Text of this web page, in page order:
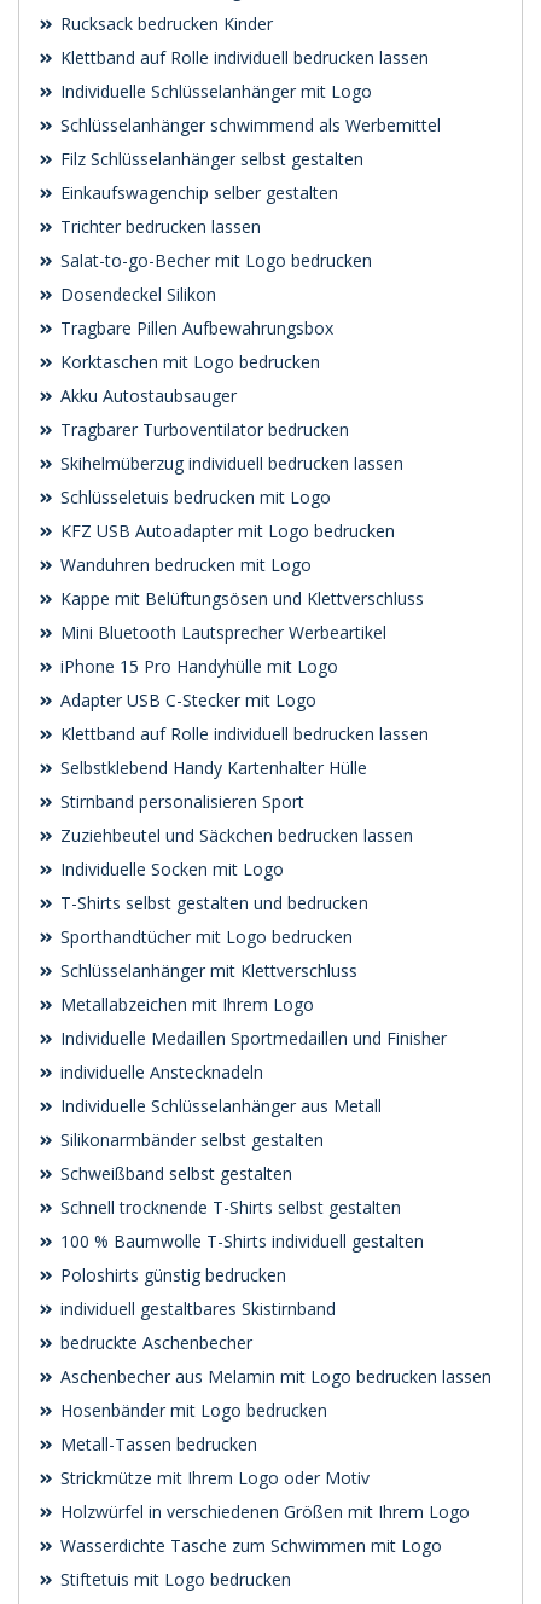
Rucksack bedrucken Kinder
Klettband auf Rolle individuell bedrucken lassen
Individuelle Schlüsselanhänger mit Logo
Schlüsselanhänger schwimmend als Werbemittel
Filz Schlüsselanhänger selbst gestalten
Einkaufswagenchip selber gestalten
Trichter bedrucken lassen
Salat-to-go-Becher mit Logo bedrucken
Dosendeckel Silikon
Tragbare Pillen Aufbewahrungsbox
Korktaschen mit Logo bedrucken
Akku Autostaubsauger
Tragbarer Turboventilator bedrucken
Skihelmüberzug individuell bedrucken lassen
Schlüsseletuis bedrucken mit Logo
KFZ USB Autoadapter mit Logo bedrucken
Wanduhren bedrucken mit Logo
Kappe mit Belüftungsösen und Klettverschluss
Mini Bluetooth Lautsprecher Werbeartikel
iPhone 15 Pro Handyhülle mit Logo
Adapter USB C-Stecker mit Logo
Klettband auf Rolle individuell bedrucken lassen
Selbstklebend Handy Kartenhalter Hülle
Stirnband personalisieren Sport
Zuziehbeutel und Säckchen bedrucken lassen
Individuelle Socken mit Logo
T-Shirts selbst gestalten und bedrucken
Sporthandtücher mit Logo bedrucken
Schlüsselanhänger mit Klettverschluss
Metallabzeichen mit Ihrem Logo
Individuelle Medaillen Sportmedaillen und Finisher
individuelle Anstecknadeln
Individuelle Schlüsselanhänger aus Metall
Silikonarmbänder selbst gestalten
Schweißband selbst gestalten
Schnell trocknende T-Shirts selbst gestalten
100 % Baumwolle T-Shirts individuell gestalten
Poloshirts günstig bedrucken
individuell gestaltbares Skistirnband
bedruckte Aschenbecher
Aschenbecher aus Melamin mit Logo bedrucken lassen
Hosenbänder mit Logo bedrucken
Metall-Tassen bedrucken
Strickmütze mit Ihrem Logo oder Motiv
Holzwürfel in verschiedenen Größen mit Ihrem Logo
Wasserdichte Tasche zum Schwimmen mit Logo
Stiftetuis mit Logo bedrucken